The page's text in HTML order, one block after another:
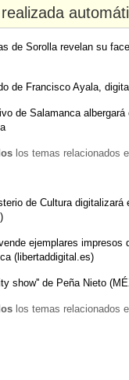
de Sorolla revelan su
de Francisco Ayala,
de Salamanca
los temas relacionados
de Cultura
ejemplares
(libertaddigital.es)
show'' de Peña Nieto
los temas relacionados